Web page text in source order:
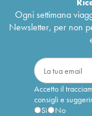
Ogni settimana
Newsletter, per non
Accetto il
consigli e
Sì
No